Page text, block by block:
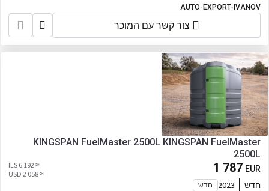
AUTO-EXPORT-IVANOV
צור קשר עם המוכר
KINGSPAN FuelMaster 2500L KINGSPAN FuelMaster
2500L
1 787 EUR
≈ 6 192 ILS
≈ 2 058 USD
חדש 2023 חדש